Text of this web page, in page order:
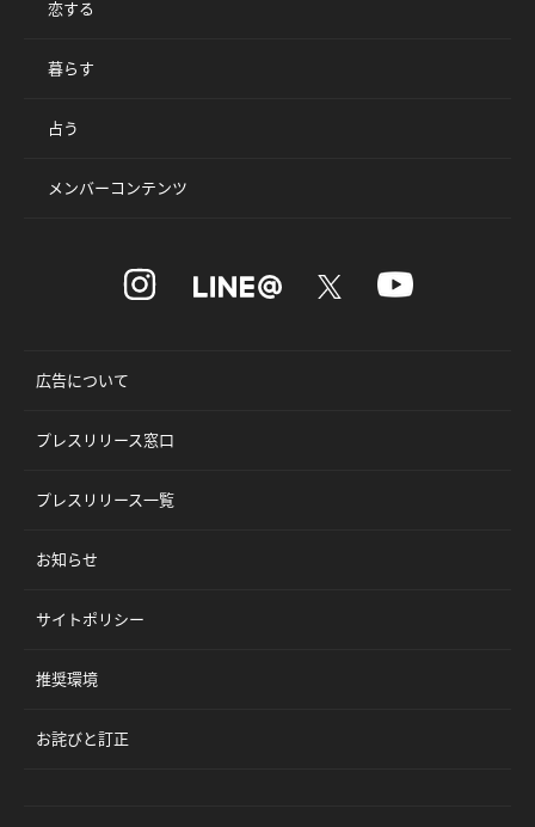
恋する
暮らす
占う
メンバーコンテンツ
広告について
プレスリリース窓口
プレスリリース一覧
お知らせ
サイトポリシー
推奨環境
お詫びと訂正